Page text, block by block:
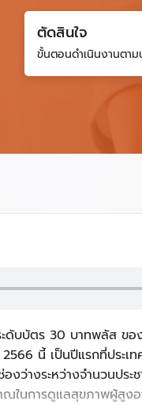
ตัดสินใจ
ขั้นตอนดำเนินงานตาม
ดับบัตร 30 บาทพลัส ข
นี้ เป็นปีแรกที่ประ
างระหว่างจำนวนประ
ในการดูแลสุขภาพผู้สูง